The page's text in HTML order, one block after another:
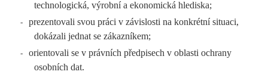
technologická, výrobní a ekonomická hlediska;
-
prezentovali svou práci v závislosti na konkrétní situaci,
dokázali jednat se zákazníkem;
-
orientovali se v právních předpisech v oblasti ochrany
osobních dat.